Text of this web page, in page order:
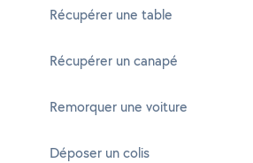
Récupérer une table
Récupérer un canapé
Remorquer une voiture
Déposer un colis